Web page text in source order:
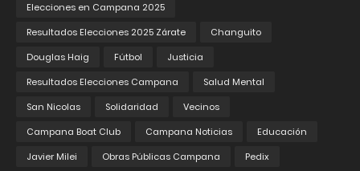
Elecciones en Campana 2025
Resultados Elecciones 2025 Zárate
Changuito
Douglas Haig
Fútbol
Justicia
Resultados Elecciones Campana
Salud Mental
San Nicolas
Solidaridad
Vecinos
Campana Boat Club
Campana Noticias
Educación
Javier Milei
Obras Públicas Campana
Pedix